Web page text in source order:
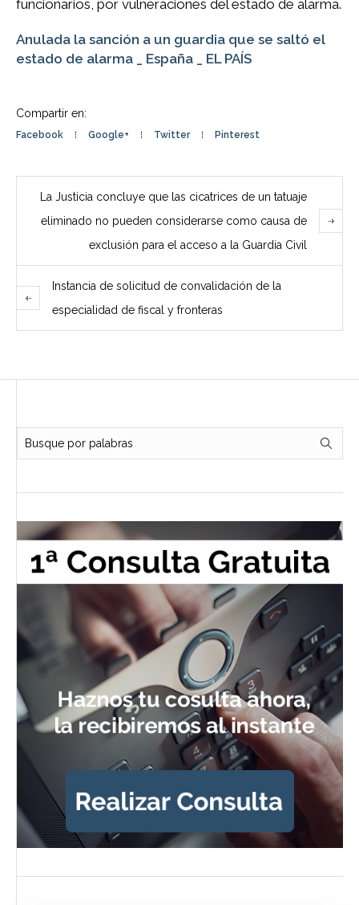
funcionarios, por vulneraciones del estado de alarma.
Anulada la sanción a un guardia que se saltó el
estado de alarma _ España _ EL PAÍS
Compartir en:
Facebook Google+ Twitter Pinterest
La Justicia concluye que las cicatrices de un tatuaje
eliminado no pueden considerarse como causa de
exclusión para el acceso a la Guardia Civil
Instancia de solicitud de convalidación de la
especialidad de fiscal y fronteras